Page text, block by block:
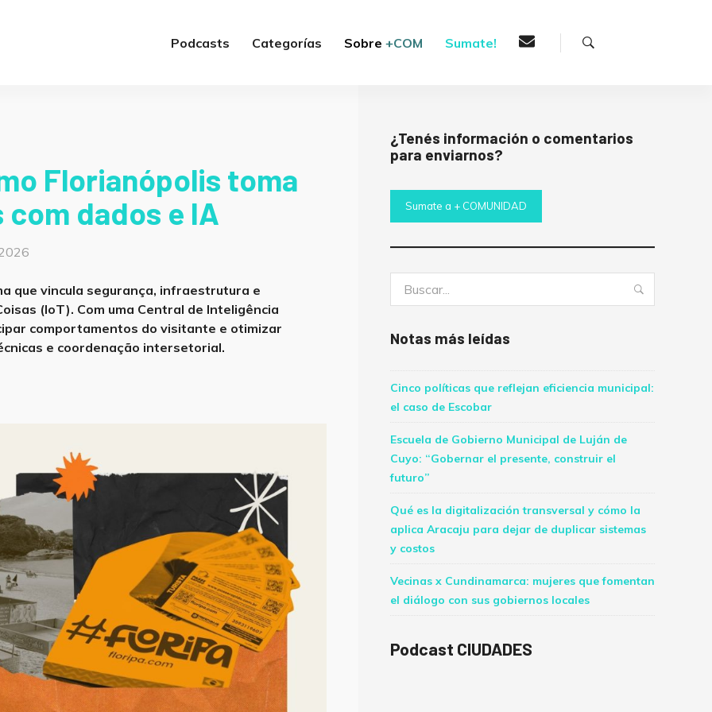
Podcasts Categorías Sobre+COM Sumate!
Florianópolis toma
dados e IA
que vincula segurança, infraestrutura e
(IoT). Com uma Central de Inteligência
comportamentos do visitante e otimizar
e coordenação intersetorial.
¿Tenés información o comentarios
para enviarnos?
Sumate a + COMUNIDAD
Notas más leídas
Cinco políticas que reflejan eficiencia municipal:
el caso de Escobar
Escuela de Gobierno Municipal de Luján de
Cuyo: “Gobernar el presente, construir el
futuro”
Qué es la digitalización transversal y cómo la
aplica Aracaju para dejar de duplicar sistemas
y costos
Vecinas x Cundinamarca: mujeres que fomentan
el diálogo con sus gobiernos locales
Podcast CIUDADES